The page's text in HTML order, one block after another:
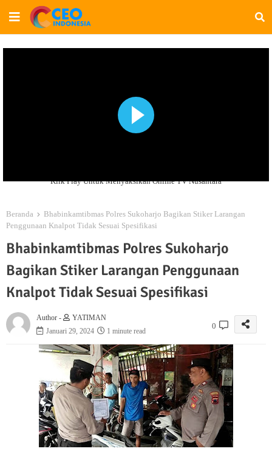
Klik Play Untuk Menyaksikan Online TV Nusantara
Beranda
Bhabinkamtibmas Polres Sukoharjo Bagikan Stiker Larangan
Penggunaan Knalpot Tidak Sesuai Spesifikasi
Bhabinkamtibmas Polres Sukoharjo
Bagikan Stiker Larangan Penggunaan
Knalpot Tidak Sesuai Spesifikasi
Author -
YATIMAN
Januari 29, 2024
1 minute read
0